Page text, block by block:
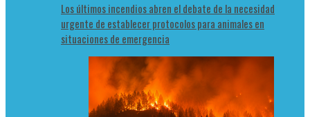
Los últimos incendios abren el debate de la necesidad
urgente de establecer protocolos para animales en
situaciones de emergencia